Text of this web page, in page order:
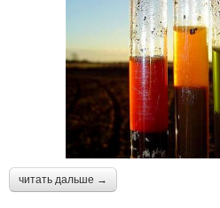
читать дальше →